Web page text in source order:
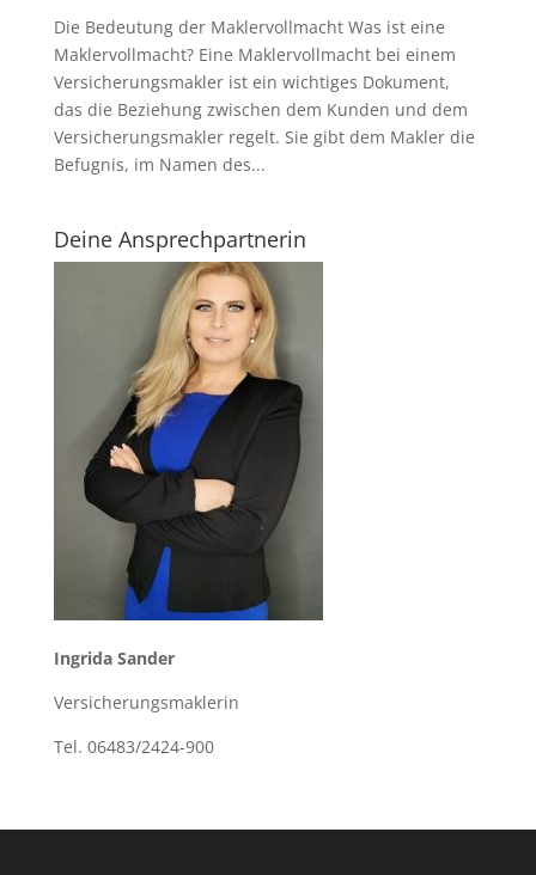
Die Bedeutung der Maklervollmacht Was ist eine
Maklervollmacht? Eine Maklervollmacht bei einem
Versicherungsmakler ist ein wichtiges Dokument,
das die Beziehung zwischen dem Kunden und dem
Versicherungsmakler regelt. Sie gibt dem Makler die
Befugnis, im Namen des...
Deine Ansprechpartnerin
Ingrida Sander
Versicherungsmaklerin
Tel. 06483/2424-900